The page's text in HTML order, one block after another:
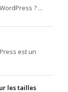
? ...
est un
les tailles